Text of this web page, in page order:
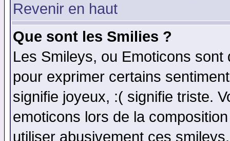
Revenir en haut
Que sont les Smilies ?
Les Smileys, ou Emoticons
pour exprimer certains
signifie joyeux, :( signifie triste.
emoticons lors de la
utiliser abusivement ces